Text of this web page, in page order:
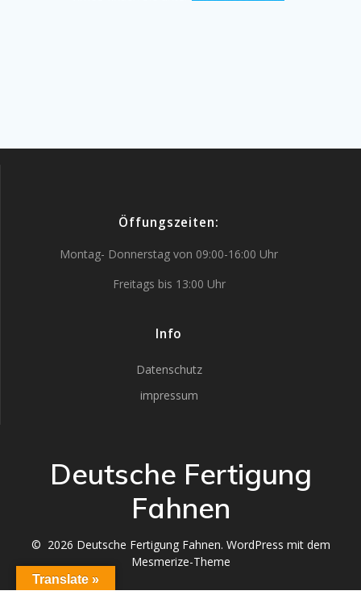
Öffungszeiten:
Montag- Donnerstag von 09:00-16:00 Uhr
Freitags bis 13:00 Uhr
Info
Datenschutz
impressum
Deutsche Fertigung
Fahnen
© 2026 Deutsche Fertigung Fahnen. WordPress mit dem
Mesmerize-Theme
Translate »